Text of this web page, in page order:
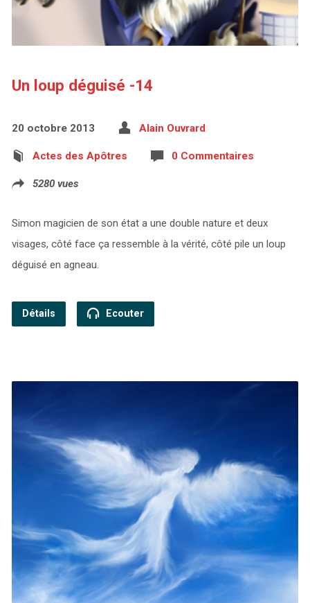
Un loup déguisé -14
20 octobre 2013 Alain Ouvrard
Actes des Apôtres 0 Commentaires
5280 vues
Simon magicien de son état a une double nature et deux
visages, côté face ça ressemble à la vérité, côté pile un loup
déguisé en agneau.
Détails Ecouter